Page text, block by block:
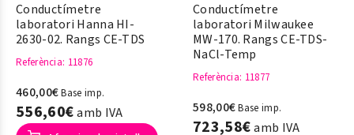
Conductímetre
laboratori Hanna HI-
2630-02. Rangs CE-TDS
Referència: 11876
460,00€Base imp.
556,60€amb IVA
Conductímetre
laboratori Milwaukee
MW-170. Rangs CE-TDS-
NaCl-Temp
Referència: 11877
598,00€Base imp.
723,58€amb IVA